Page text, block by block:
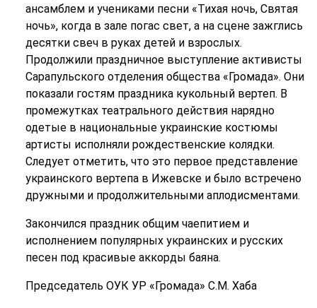
ансамблем и учениками песни «Тихая ночь, Святая
ночь», когда в зале погас свет, а на сцене зажглись
десятки свеч в руках детей и взрослых.
Продолжили праздничное выступление активисты
Сарапульского отделения общества «Громада». Они
показали гостям праздника кукольный вертеп. В
промежутках театрального действия нарядно
одетые в национальные украинские костюмы
артисты исполняли рождественские колядки.
Следует отметить, что это первое представление
украинского вертепа в Ижевске и было встречено
дружными и продолжительными аплодисментами.
Закончился праздник общим чаепитием и
исполнением популярных украинских и русских
песен под красивые аккорды баяна.
Председатель ОУК УР «Громада» С.М. Хаба